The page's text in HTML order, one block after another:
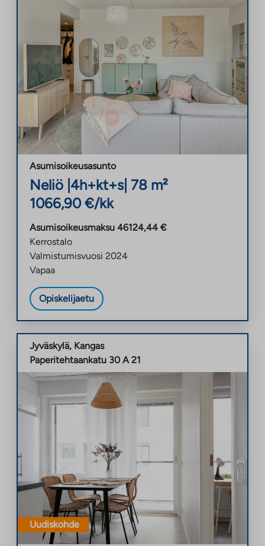
Asumisoikeusasunto
Neliö 4h+kt+s| 78 m²
1066,90 €/kk
Asumisoikeusmaksu 46124,44 €
Kerrostalo
Valmistumisvuosi 2024
Vapaa
Opiskelijaetu
Jyväskylä, Kangas
Paperitehtaankatu 30 A 21
Uudiskohde